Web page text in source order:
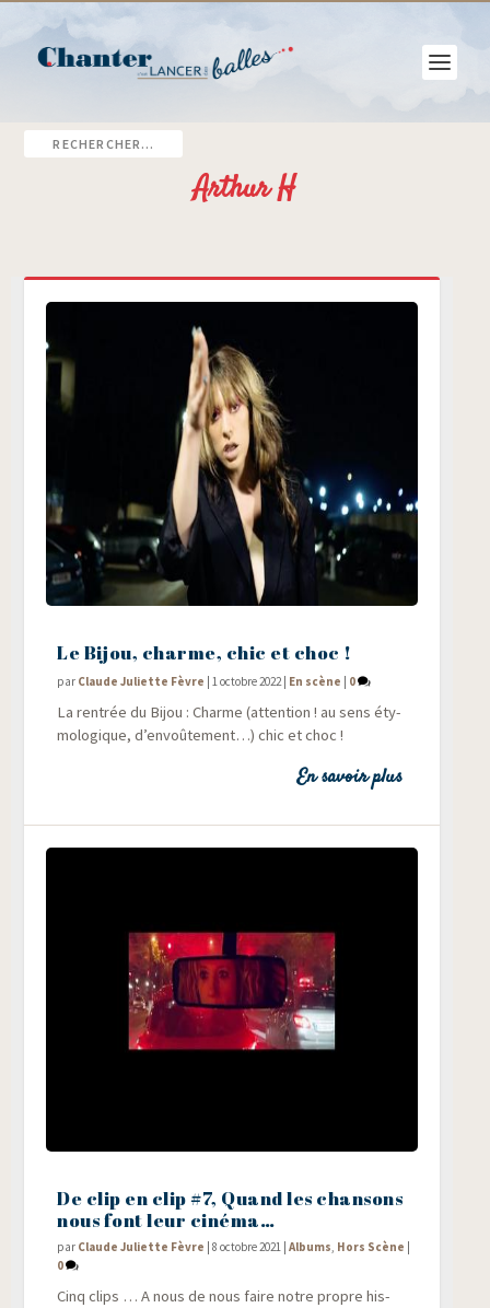
Arthur H
Le Bijou, charme, chic et choc !
par Claude Juliette Fèvre | 1 octobre 2022 | En scène | 0
La ren­trée du Bijou : Charme (atten­tion ! au sens éty­
mo­lo­gique, d’en­voû­te­ment…) chic et choc !
En savoir plus
De clip en clip #7, Quand les chansons
nous font leur cinéma…
par Claude Juliette Fèvre |8 octobre 2021 |Albums, Hors Scène
0
Cinq clips … A nous de nous faire notre propre his­